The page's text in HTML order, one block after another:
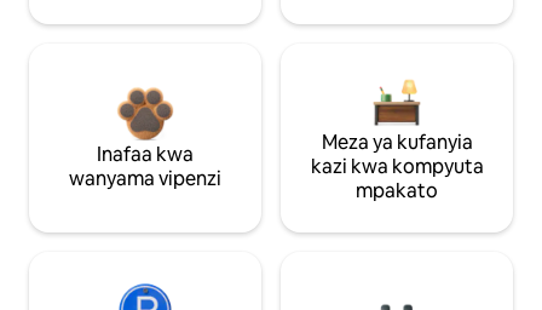
Inafaa kwa
wanyama vipenzi
Meza ya kufanyia
kazi kwa kompyuta
mpakato